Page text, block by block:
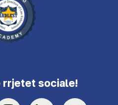
rrjetet sociale!